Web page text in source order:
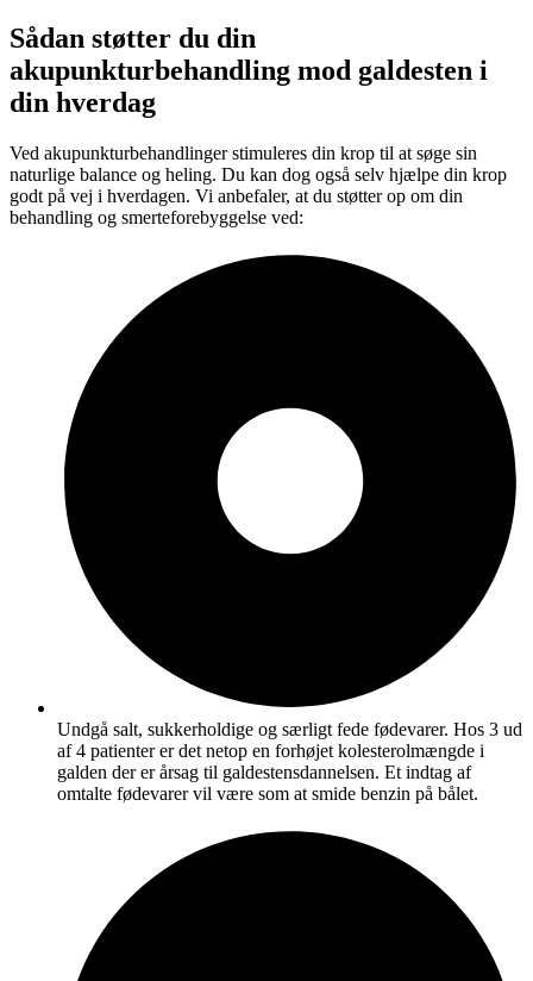
Sådan støtter du din
akupunkturbehandling mod galdesten i
din hverdag
Ved akupunkturbehandlinger stimuleres din krop til at søge sin
naturlige balance og heling. Du kan dog også selv hjælpe din krop
godt på vej i hverdagen. Vi anbefaler, at du støtter op om din
behandling og smerteforebyggelse ved:
Undgå salt, sukkerholdige og særligt fede fødevarer. Hos 3 ud
af 4 patienter er det netop en forhøjet kolesterolmængde i
galden der er årsag til galdestensdannelsen. Et indtag af
omtalte fødevarer vil være som at smide benzin på bålet.